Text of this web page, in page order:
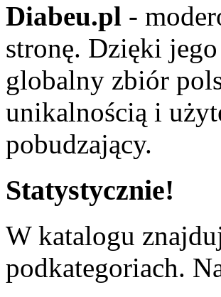
Diabeu.pl -
stronę. Dzięki
globalny zbiór
unikalnością i
pobudzający.
Statystycznie!
W katalogu
podkategoriach.